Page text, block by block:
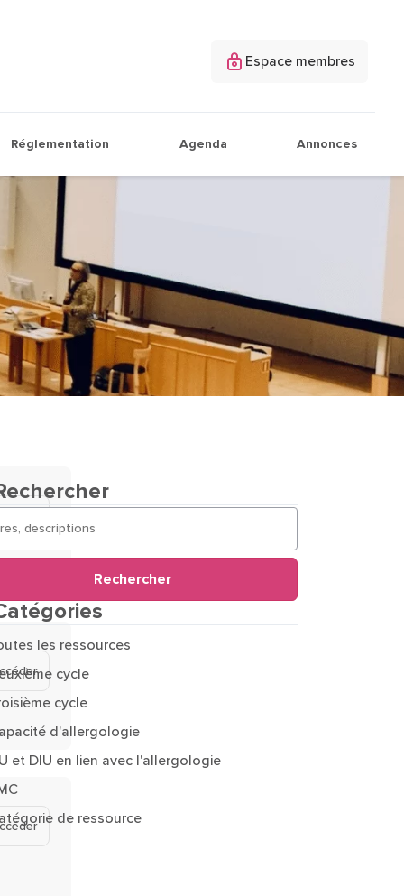
Espace membres
Réglementation Agenda Annonces
Rechercher
les ressources
cycle
cycle
d'allergologie
et DIU en lien avec l'allergologie
de ressource